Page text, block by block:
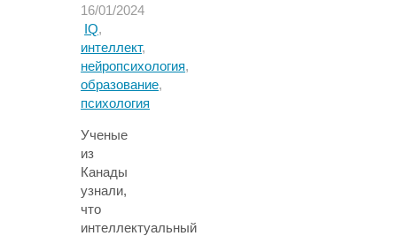
говорить"
16/01/2024
IQ,
интеллект,
нейропсихология,
образование,
психология
Ученые
из
Канады
узнали,
что
интеллектуальный